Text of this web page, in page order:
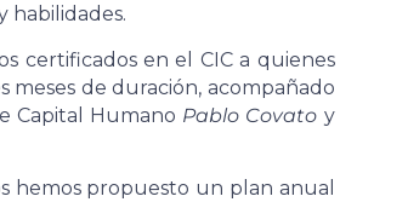
habilidades.
certificados en el CIC a quienes
meses de duración, acompañado
Capital Humano Pablo Covato y
hemos propuesto un plan anual